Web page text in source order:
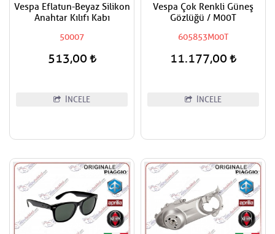
Vespa Eflatun-Beyaz Silikon
Anahtar Kılıfı Kabı
50007
513,00
İNCELE
Vespa Çok Renkli Güneş
Gözlüğü / M00T
605853M00T
11.177,00
İNCELE